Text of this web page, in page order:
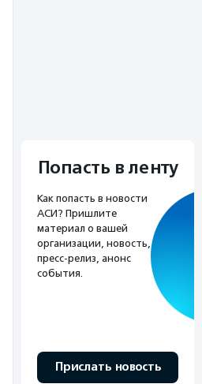
Попасть в ленту
Как попасть в новости
АСИ? Пришлите
материал о вашей
организации, новость,
пресс-релиз, анонс
события.
Прислать новость